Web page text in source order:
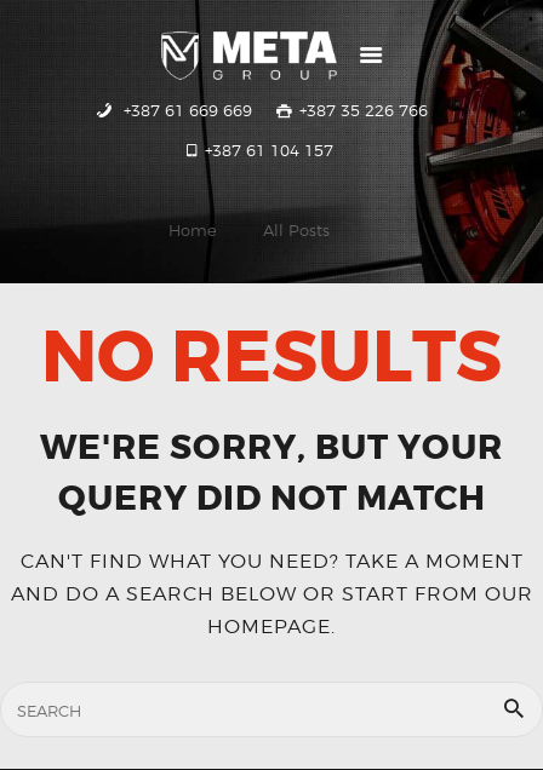
+387 61 669 669 +387 35 226 766
+387 61 104 157
Home All Posts
POČETNA
USLUGE
GALERIJA
KONTAKT
NO RESULTS
WE'RE SORRY, BUT YOUR
QUERY DID NOT MATCH
CAN'T FIND WHAT YOU NEED? TAKE A MOMENT
AND DO A SEARCH BELOW OR START FROM OUR
HOMEPAGE